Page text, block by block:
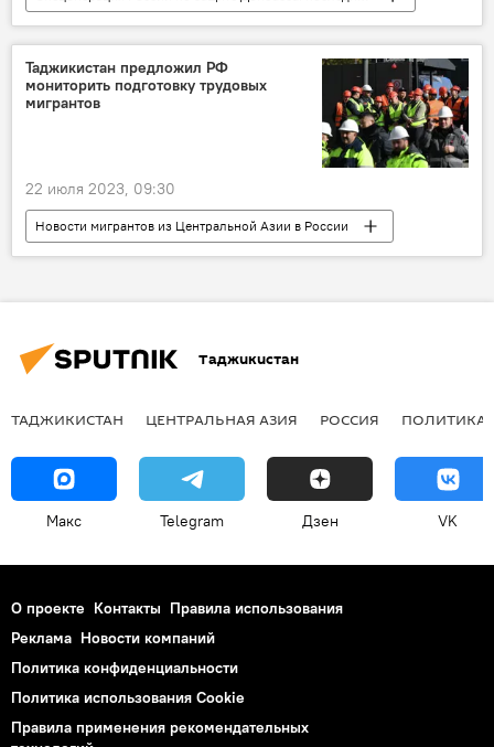
Колумнисты
Аналитика
Украина
Таджикистан предложил РФ
мониторить подготовку трудовых
мигрантов
22 июля 2023, 09:30
Новости мигрантов из Центральной Азии в России
Миграция
Россия Таджикистан
Таджикистан
ТАДЖИКИСТАН ЦЕНТРАЛЬНАЯ АЗИЯ РОССИЯ ПОЛИТИКА
Макс Telegram Дзен VK
О проекте Контакты Правила использования
Реклама Новости компаний
Политика конфиденциальности
Политика использования Cookie
Правила применения рекомендательных